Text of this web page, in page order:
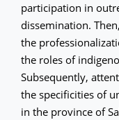
participation in
dissemination.
the
the roles of
Subsequently,
the specificities of
in the province of